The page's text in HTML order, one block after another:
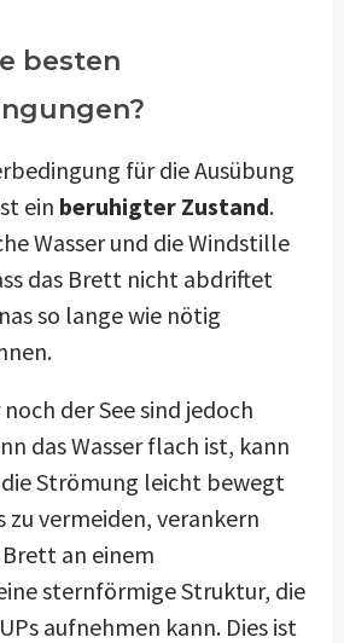
besten
für die Ausübung
ein beruhigter Zustand.
Wasser und die Windstille
das Brett nicht abdriftet
so lange wie nötig
der See sind jedoch
das Wasser flach ist, kann
Strömung leicht bewegt
zu vermeiden, verankern
an einem
sternförmige Struktur, die
aufnehmen kann. Dies ist